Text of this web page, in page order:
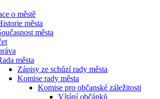
o městě
města
města
města
Zápisy ze schůzí rady města
Komise rady města
Komise pro občanské záležitosti
Vítání občánků